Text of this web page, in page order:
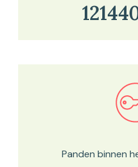
Bekijk in
Panden binnen